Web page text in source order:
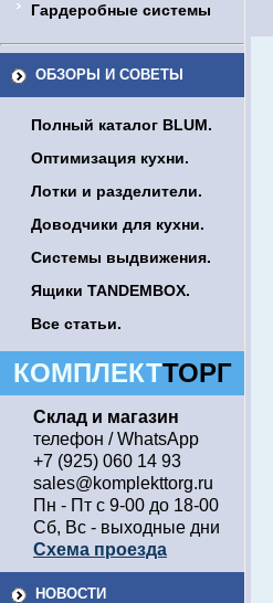
Гардеробные системы
ОБЗОРЫ И СОВЕТЫ
Полный каталог BLUM.
Оптимизация кухни.
Лотки и разделители.
Доводчики для кухни.
Системы выдвижения.
Ящики TANDEMBOX.
Все статьи.
КОМПЛЕКТТОРГ
Склад и магазин
телефон / WhatsApp
+7 (925) 060 14 93
sales@komplekttorg.ru
Пн - Пт с 9-00 до 18-00
Сб, Вс - выходные дни
Схема проезда
НОВОСТИ